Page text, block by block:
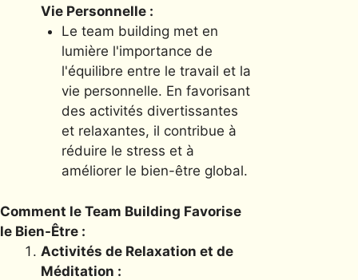
Vie Personnelle :
Le team building met en
lumière l'importance de
l'équilibre entre le travail et la
vie personnelle. En favorisant
des activités divertissantes
et relaxantes, il contribue à
réduire le stress et à
améliorer le bien-être global.
Comment le Team Building Favorise
le Bien-Être :
Activités de Relaxation et de
Méditation :